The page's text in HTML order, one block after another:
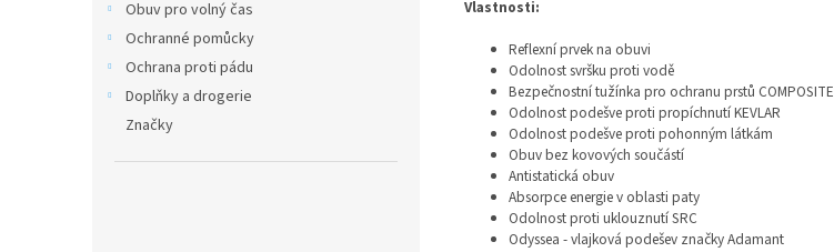
Obuv pro volný čas
Ochranné pomůcky
Ochrana proti pádu
Doplňky a drogerie
Značky
Vlastnosti:
Reflexní prvek na obuvi
Odolnost svršku proti vodě
Bezpečnostní tužínka pro ochranu prstů COMPOSITE
Odolnost podešve proti propíchnutí KEVLAR
Odolnost podešve proti pohonným látkám
Obuv bez kovových součástí
Antistatická obuv
Absorpce energie v oblasti paty
Odolnost proti uklouznutí SRC
Odyssea - vlajková podešev značky Adamant